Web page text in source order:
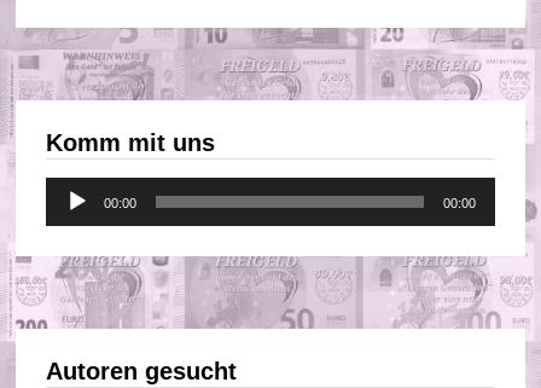
Komm mit uns
Audio-
Player
00:00 00:00
Autoren gesucht